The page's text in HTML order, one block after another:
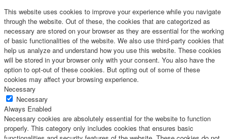
This website uses cookies to improve your experience while you navigate
through the website. Out of these, the cookies that are categorized as
necessary are stored on your browser as they are essential for the working
of basic functionalities of the website. We also use third-party cookies that
help us analyze and understand how you use this website. These cookies
will be stored in your browser only with your consent. You also have the
option to opt-out of these cookies. But opting out of some of these
cookies may affect your browsing experience.
Necessary
Necessary
Always Enabled
Necessary cookies are absolutely essential for the website to function
properly. This category only includes cookies that ensures basic